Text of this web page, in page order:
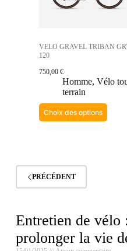
VELO GRAVEL TRIBAN
120
750,00 €
Homme, Vélo
terrain
Choix des options
PRÉCÉDENT
Entretien de vélo
prolonger la vie